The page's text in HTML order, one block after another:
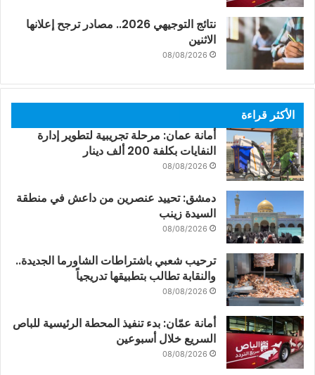
نتائج التوجيهي 2026.. مصادر ترجح إعلانها
الاثنين
08/08/2026
الأكثر قراءة
أمانة عمان: مرحلة تجريبية لتطوير إدارة
النفايات بكلفة 200 ألف دينار
08/08/2026
دمشق: تحييد عنصرين من داعش في منطقة
السيدة زينب
08/08/2026
ترحيب شعبي باشتراطات الشاورما الجديدة..
والنقابة تطالب بتطبيقها تدريجياً
08/08/2026
أمانة عمّان: بدء تنفيذ المحطة الرئيسية للباص
السريع خلال أسبوعين
08/08/2026